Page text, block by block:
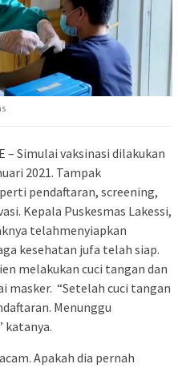
– Simulai vaksinasi dilakukan
2021. Tampak
pendaftaran, screening,
Kepala Puskesmas Lakessi,
telahmenyiapkan
kesehatan jufa telah siap.
melakukan cuci tangan dan
masker. “Setelah cuci tangan
Menunggu
katanya.
Apakah dia pernah